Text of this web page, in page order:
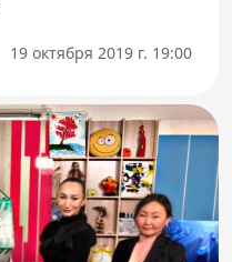
19 октября 2019 г. 19:00